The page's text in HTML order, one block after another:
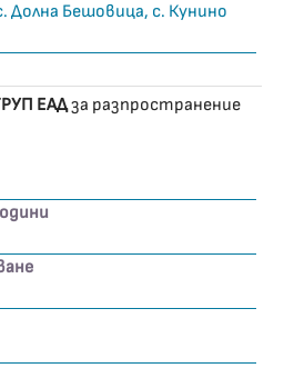
Долна Бешовица, с. Кунино
ЕАДза разпространение